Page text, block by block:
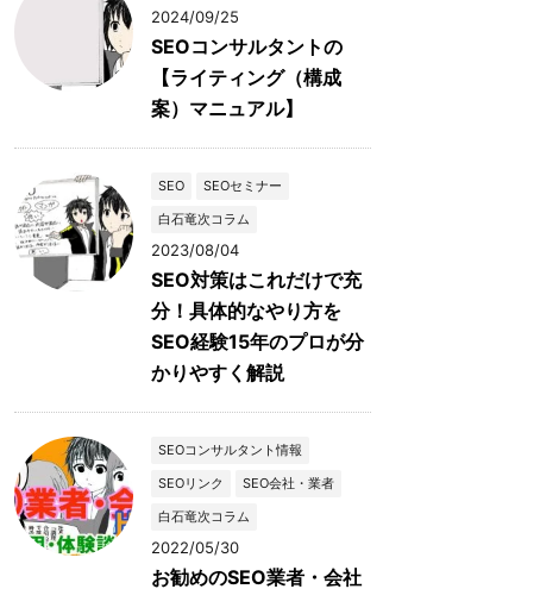
2024/09/25
SEOコンサルタントの
【ライティング（構成
案）マニュアル】
SEO
SEOセミナー
白石竜次コラム
2023/08/04
SEO対策はこれだけで充
分！具体的なやり方を
SEO経験15年のプロが分
かりやすく解説
SEOコンサルタント情報
SEOリンク
SEO会社・業者
白石竜次コラム
2022/05/30
お勧めのSEO業者・会社